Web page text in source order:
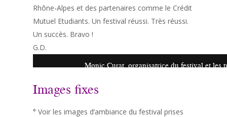
Rhône-Alpes et des partenaires comme le Crédit
Mutuel Etudiants. Un festival réussi. Très réussi.
Un succès. Bravo !
G.D.
Monic Curat, organisatrice du festival et les
Images fixes
° Voir les images d’ambiance du festival prises